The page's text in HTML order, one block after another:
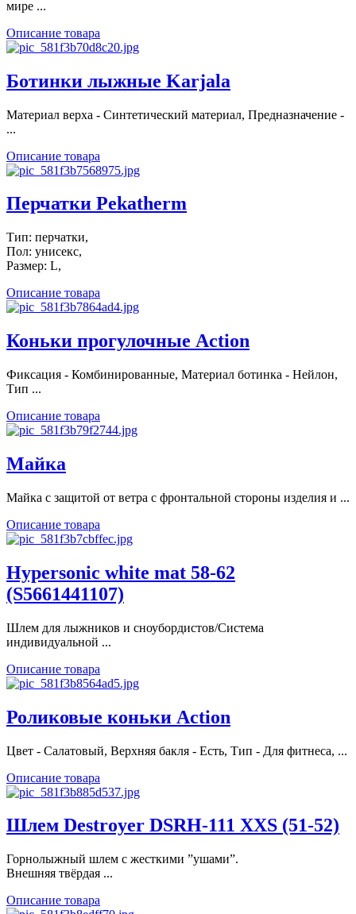
мире ...
Описание товара
Ботинки лыжные Karjala
Материал верха - Синтетический материал, Предназначение -
...
Описание товара
Перчатки Pekatherm
Тип: перчатки,
Пол: унисекс,
Размер: L,
Описание товара
Коньки прогулочные Action
Фиксация - Комбинированные, Материал ботинка - Нейлон,
Тип ...
Описание товара
Майка
Майка с защитой от ветра с фронтальной стороны изделия и ...
Описание товара
Hypersonic white mat 58-62
(S5661441107)
Шлем для лыжников и сноубордистов/Система
индивидуальной ...
Описание товара
Роликовые коньки Action
Цвет - Салатовый, Верхняя бакля - Есть, Тип - Для фитнеса, ...
Описание товара
Шлем Destroyer DSRH-111 XXS (51-52)
Горнолыжный шлем с жесткими ”ушами”.
Внешняя твёрдая ...
Описание товара